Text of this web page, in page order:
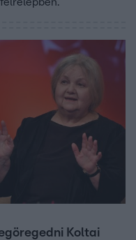
Koltai